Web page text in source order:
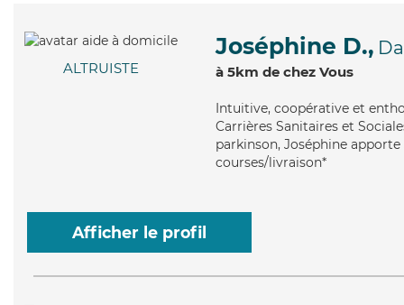
ALTRUISTE
Joséphine D.,
à 5km de chez Vous
Intuitive, coopérative et
Carrières Sanitaires et
parkinson, Joséphine
courses/livraison*
Afficher le profil